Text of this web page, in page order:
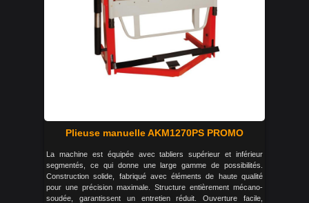
Plieuse manuelle AKM1270PS PROMO
La machine est équipée avec tabliers supérieur et inférieur
segmentés, ce qui donne une large gamme de possibilités.
Construction solide, fabriqué avec éléments de haute qualité
pour une précision maximale. Structure entièrement mécano-
soudée, garantissent un entretien réduit. Ouverture facile,